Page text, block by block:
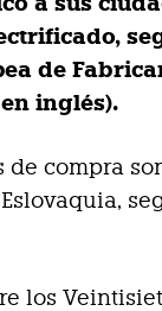
de
inglés).
compra
los